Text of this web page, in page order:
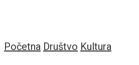
Početna Društvo Kultura